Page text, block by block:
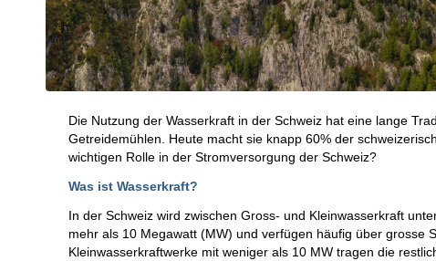
Die Nutzung der Wasserkraft in der Schweiz hat eine lange
Getreidemühlen. Heute macht sie knapp 60% der
wichtigen Rolle in der Stromversorgung der Schweiz?
Was ist Wasserkraft?
In der Schweiz wird zwischen Gross- und Kleinwasserkraft
mehr als 10 Megawatt (MW) und verfügen häufig über grosse
Kleinwasserkraftwerke mit weniger als 10 MW tragen die